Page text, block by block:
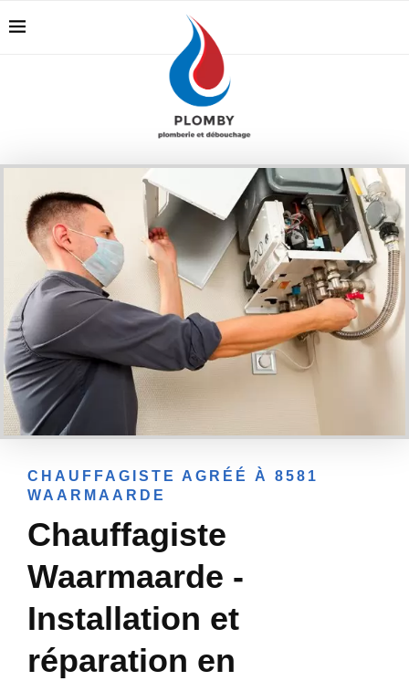
CHAUFFAGISTE AGRÉÉ À 8581
WAARMAARDE
Chauffagiste
Waarmaarde -
Installation et
réparation en